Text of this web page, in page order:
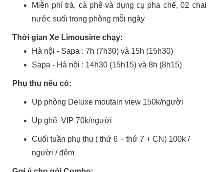
Miễn phí trà, cà phê và dụng cụ pha chế, 02 chai
nước suối trong phòng mỗi ngày
Thời gian Xe Limousine chạy:
Hà nội - Sapa : 7h (7h30) và 15h (15h30)
Sapa - Hà nội : 14h30 (15h15) và 8h (8h15)
Phụ thu nếu có:
Up phòng Deluxe moutain view 150k/người
Up ghế VIP 70k/người
Cuối tuần phụ thu ( thứ 6 + thứ 7 + CN) 100k /
người / đêm